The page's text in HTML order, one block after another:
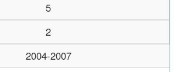
5
2
2004-2007